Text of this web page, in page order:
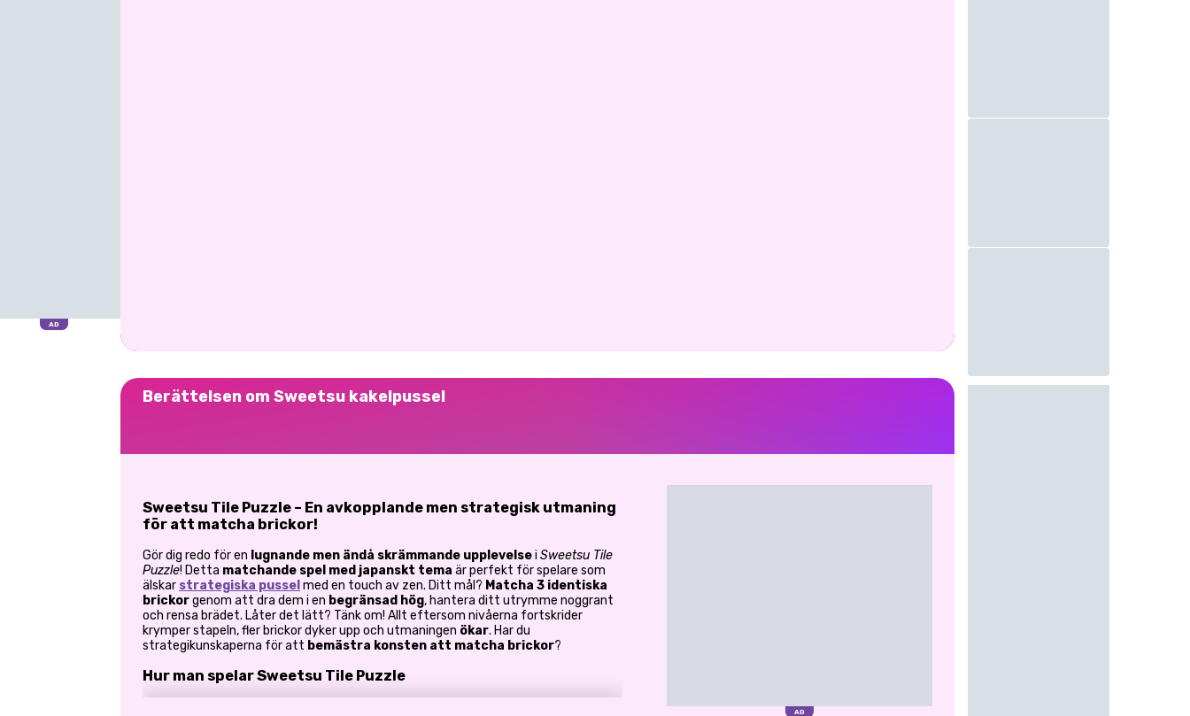
Berättelsen om Sweetsu kakelpussel
Sweetsu Tile Puzzle – En avkopplande men strategisk utmaning
för att matcha brickor!
Gör dig redo för en lugnande men ändå skrämmande upplevelsei Sweetsu Tile
Puzzle! Detta matchande spel med japanskt tema är perfekt för spelare som
älskar strategiska pussel med en touch av zen. Ditt mål? Matcha 3 identiska
brickorgenom att dra dem i en begränsad hög, hantera ditt utrymme noggrant
och rensa brädet. Låter det lätt? Tänk om! Allt eftersom nivåerna fortskrider
krymper stapeln, fler brickor dyker upp och utmaningen ökar. Har du
strategikunskaperna för att bemästra konsten att matcha brickor?
Hur man spelar Sweetsu Tile Puzzle